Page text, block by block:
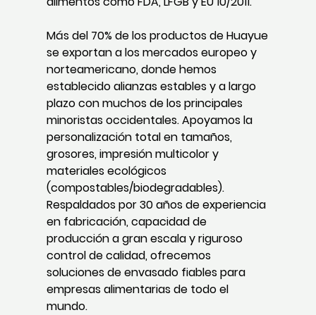
Más del 70% de los productos de Huayue
se exportan a los mercados europeo y
norteamericano, donde hemos
establecido alianzas estables y a largo
plazo con muchos de los principales
minoristas occidentales. Apoyamos la
personalización total en tamaños,
grosores, impresión multicolor y
materiales ecológicos
(compostables/biodegradables).
Respaldados por 30 años de experiencia
en fabricación, capacidad de
producción a gran escala y riguroso
control de calidad, ofrecemos
soluciones de envasado fiables para
empresas alimentarias de todo el
mundo.